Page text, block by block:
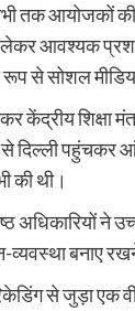
तक आयोजकों
लेकर आवश्यक
से सोशल
केंद्रीय शिक्षा
पहुंचकर
की थी।
अधिकारियों ने
बनाए
से जुड़ा एक